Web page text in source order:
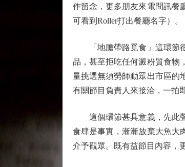
作留念，更多朋友來電問訊餐
可看到Roller打出餐廳名字）。
「地膽帶路覓食」這環節很
品，甚至拒吃任何澱粉質食物
量挑選無須勞師動眾出市區的
有關節目負責人來接洽，一拍
這個環節甚具意義，先此聲
食肆是事實，漸漸放棄大魚大
介予觀眾。既有益節目內容，